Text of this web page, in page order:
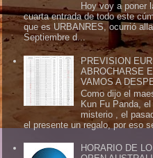
Hoy voy a poner
cuarta entrada de todo este
que es URBANRES, ocurrió
Septiembre d...
PREVISION
ABROCHARSE
VAMOS A
Como dijo el
Kun Fu Panda,
misterio , el
el presente un regalo, por eso
HORARIO DE